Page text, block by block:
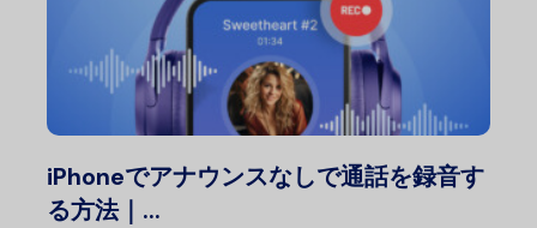
iPhoneでアナウンスなしで通話を録音す
る方法｜...